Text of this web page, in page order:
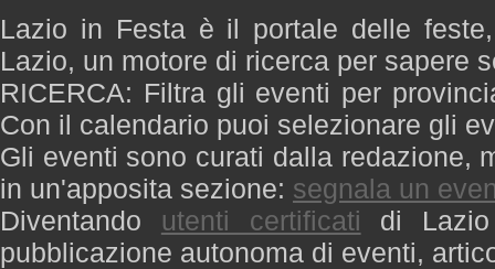
Lazio in Festa è il portale delle
Lazio, un motore di ricerca per sapere
RICERCA: Filtra gli eventi per
Con il calendario puoi selezionare gli
Gli eventi sono curati dalla redazione,
in un'apposita sezione: segnala un
Diventando utenti certificati di
pubblicazione autonoma di eventi,